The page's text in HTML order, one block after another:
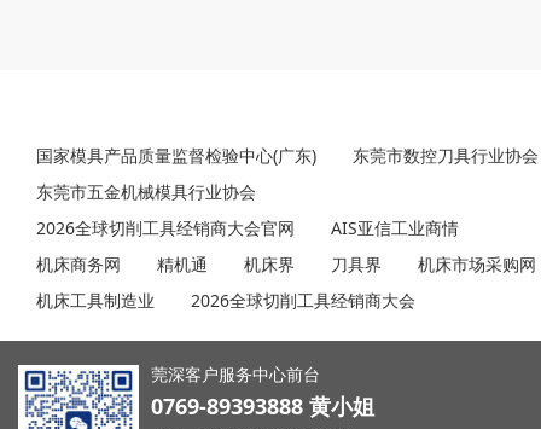
国家模具产品质量监督检验中心(广东)
东莞市数控刀具行业协会
东莞市五金机械模具行业协会
2026全球切削工具经销商大会官网
AIS亚信工业商情
机床商务网
精机通 机床界 刀具界
机床市场采购网
机床工具制造业
2026全球切削工具经销商大会
莞深客户服务中心前台
0769-89393888 黄小姐